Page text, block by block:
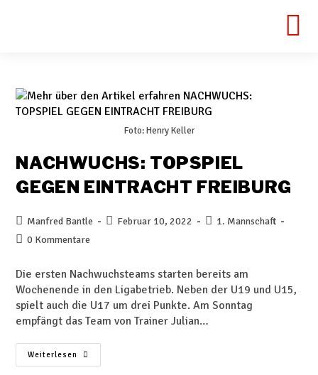
Foto: Henry Keller
NACHWUCHS: TOPSPIEL
GEGEN EINTRACHT FREIBURG
Manfred Bantle Februar 10, 2022
1. Mannschaft
0 Kommentare
Die ersten Nachwuchsteams starten bereits am
Wochenende in den Ligabetrieb. Neben der U19 und U15,
spielt auch die U17 um drei Punkte. Am Sonntag
empfängt das Team von Trainer Julian…
Weiterlesen